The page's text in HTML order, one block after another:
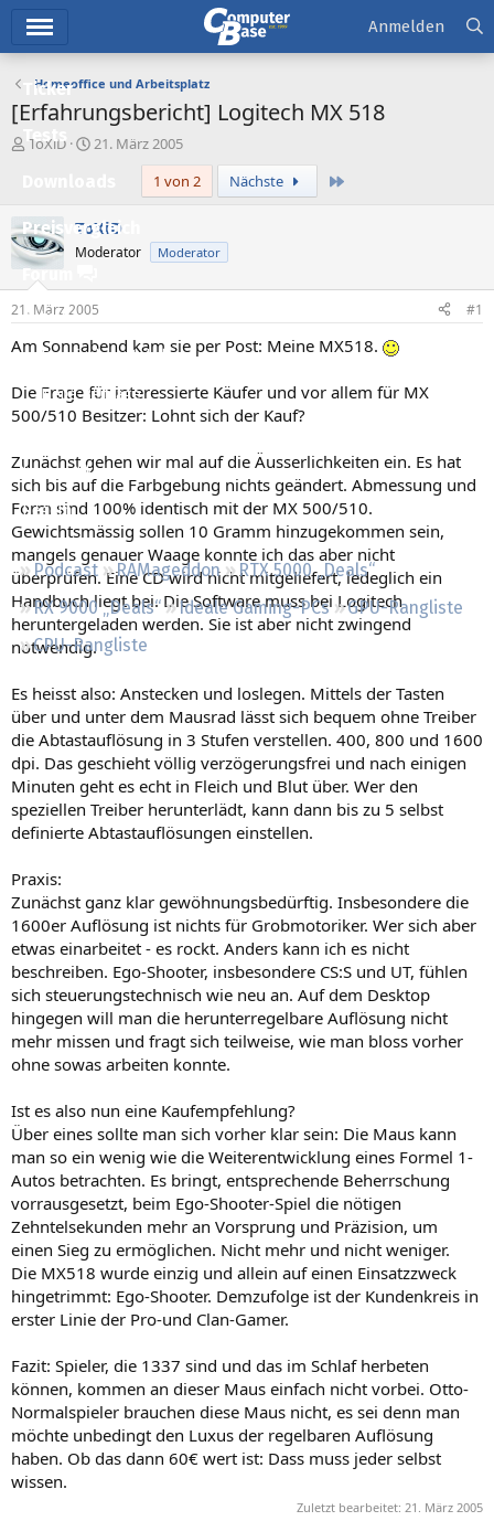
Ticker
Tests
Preisvergleich
Forum
Aktuelles
Empfohlene Inhalte
Neue Beiträge
Leserartikel
Regeln
Podcast RAMageddon
RTX 5000 „Deals“
RX 9000 „Deals“
Ideale Gaming-PCs
GPU-Rangliste
CPU-Rangliste
Anmelden
Homeoffice und Arbeitsplatz
[Erfahrungsbericht] Logitech MX 518
E
e
l
l
e
ToXiD
E
e
l
a
m
21. März 2005
1 von 2
Nächste
ToXiD
Moderator Moderator
21. März 2005 #1
Am Sonnabend kam sie per Post: Meine MX518.
Die Frage für interessierte Käufer und vor allem für MX
500/510 Besitzer: Lohnt sich der Kauf?
Zunächst gehen wir mal auf die Äusserlichkeiten ein. Es hat
sich bis auf die Farbgebung nichts geändert. Abmessung und
Form sind 100% identisch mit der MX 500/510.
Gewichtsmässig sollen 10 Gramm hinzugekommen sein,
mangels genauer Waage konnte ich das aber nicht
überprüfen. Eine CD wird nicht mitgeliefert, ledeglich ein
Handbuch liegt bei. Die Software muss bei Logitech
heruntergeladen werden. Sie ist aber nicht zwingend
notwendig.
Es heisst also: Anstecken und loslegen. Mittels der Tasten
über und unter dem Mausrad lässt sich bequem ohne Treiber
die Abtastauflösung in 3 Stufen verstellen. 400, 800 und 1600
dpi. Das geschieht völlig verzögerungsfrei und nach einigen
Minuten geht es echt in Fleich und Blut über. Wer den
speziellen Treiber herunterlädt, kann dann bis zu 5 selbst
definierte Abtastauflösungen einstellen.
Praxis:
Zunächst ganz klar gewöhnungsbedürftig. Insbesondere die
1600er Auflösung ist nichts für Grobmotoriker. Wer sich aber
etwas einarbeitet - es rockt. Anders kann ich es nicht
beschreiben. Ego-Shooter, insbesondere CS:S und UT, fühlen
sich steuerungstechnisch wie neu an. Auf dem Desktop
hingegen will man die herunterregelbare Auflösung nicht
mehr missen und fragt sich teilweise, wie man bloss vorher
ohne sowas arbeiten konnte.
Ist es also nun eine Kaufempfehlung?
Über eines sollte man sich vorher klar sein: Die Maus kann
man so ein wenig wie die Weiterentwicklung eines Formel 1-
Autos betrachten. Es bringt, entsprechende Beherrschung
vorrausgesetzt, beim Ego-Shooter-Spiel die nötigen
Zehntelsekunden mehr an Vorsprung und Präzision, um
einen Sieg zu ermöglichen. Nicht mehr und nicht weniger.
Die MX518 wurde einzig und allein auf einen Einsatzzweck
hingetrimmt: Ego-Shooter. Demzufolge ist der Kundenkreis in
erster Linie der Pro-und Clan-Gamer.
Fazit: Spieler, die 1337 sind und das im Schlaf herbeten
können, kommen an dieser Maus einfach nicht vorbei. Otto-
Normalspieler brauchen diese Maus nicht, es sei denn man
möchte unbedingt den Luxus der regelbaren Auflösung
haben. Ob das dann 60€ wert ist: Dass muss jeder selbst
wissen.
Zuletzt bearbeitet: 21. März 2005